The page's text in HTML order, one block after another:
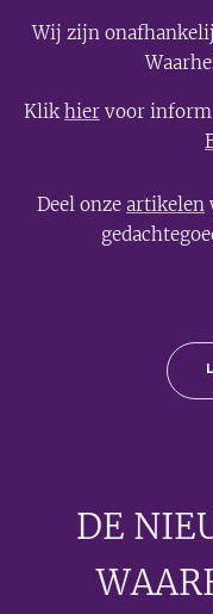
Wij zijn
Klikhier voor
Deel onze artikelen
DE